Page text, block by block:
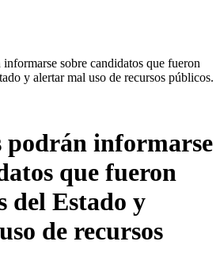
sobre candidatos que fueron
y alertar mal uso de recursos públicos.
podrán informarse
que fueron
del Estado y
de recursos